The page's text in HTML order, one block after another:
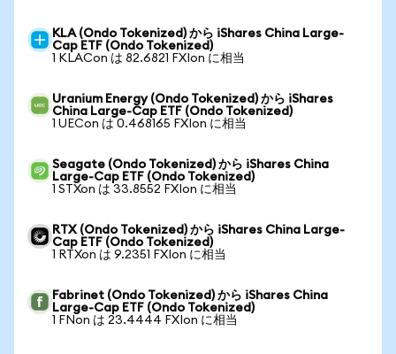
KLA (Ondo Tokenized) から iShares China Large-
Cap ETF (Ondo Tokenized)
1 KLACon は 82.6821 FXIon に相当
Uranium Energy (Ondo Tokenized) から iShares
China Large-Cap ETF (Ondo Tokenized)
1 UECon は 0.468165 FXIon に相当
Seagate (Ondo Tokenized) から iShares China
Large-Cap ETF (Ondo Tokenized)
1 STXon は 33.8552 FXIon に相当
RTX (Ondo Tokenized) から iShares China Large-
Cap ETF (Ondo Tokenized)
1 RTXon は 9.2351 FXIon に相当
Fabrinet (Ondo Tokenized) から iShares China
Large-Cap ETF (Ondo Tokenized)
1 FNon は 23.4444 FXIon に相当